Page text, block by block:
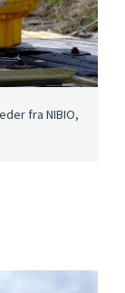
fra NIBIO,